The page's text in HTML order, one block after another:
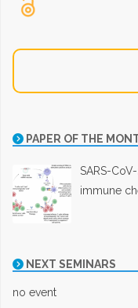
PAPER OF THE
SARS-
immune
NEXT SEMINARS
no event